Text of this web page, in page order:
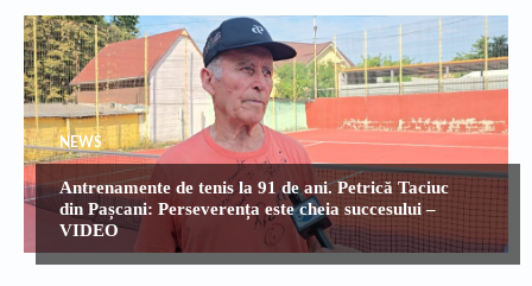
NEWS
Antrenamente de tenis la 91 de ani. Petrică Taciuc
din Pașcani: Perseverența este cheia succesului –
VIDEO